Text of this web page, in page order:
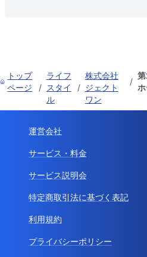
トップ
ページ
/
ライフ
スタイ
ル
/
株式会社
ジェクト
ワン
/
運営会社
サービス・料金
サービス説明会
特定商取引法に基づく表記
利用規約
プライバシーポリシー